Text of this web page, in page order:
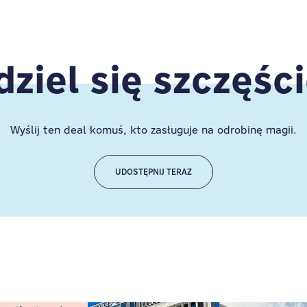
się
Wyślij ten deal komuś, kto zasługuje na odrobinę magii.
UDOSTĘPNIJ TERAZ